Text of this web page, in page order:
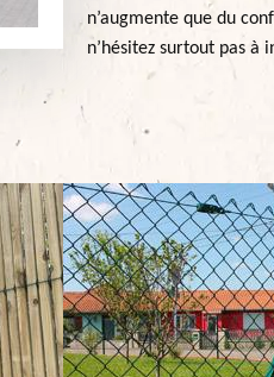
n’augmente que du
n’hésitez surtout pas à